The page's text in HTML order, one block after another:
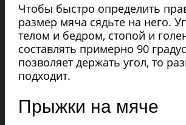
Чтобы быстро определить
размер мяча сядьте на него.
телом и бедром, стопой и
составлять примерно 90
позволяет держать угол, то
подходит.
Прыжки на мяче